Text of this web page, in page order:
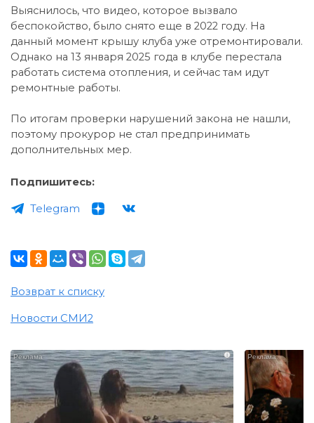
Выяснилось, что видео, которое вызвало
беспокойство, было снято еще в 2022 году. На
данный момент крышу клуба уже отремонтировали.
Однако на 13 января 2025 года в клубе перестала
работать система отопления, и сейчас там идут
ремонтные работы.
По итогам проверки нарушений закона не нашли,
поэтому прокурор не стал предпринимать
дополнительных мер.
Подпишитесь:
Telegram
Возврат к списку
Новости СМИ2
i